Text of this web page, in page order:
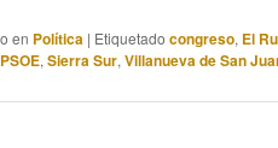
en Política | Etiquetado congreso, El
PSOE, Sierra Sur, Villanueva de San